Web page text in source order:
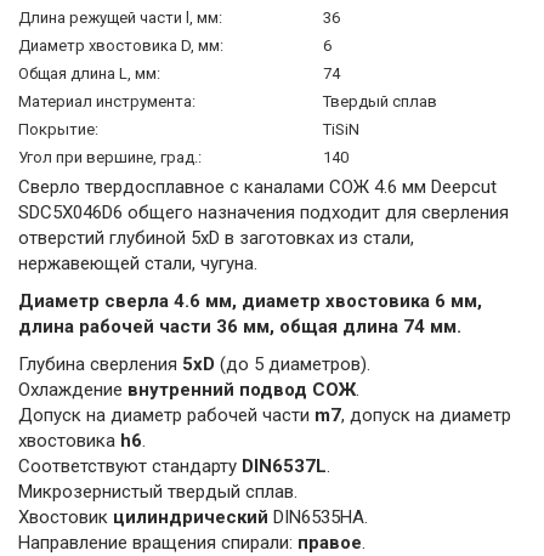
Длина режущей части l, мм:
36
Диаметр хвостовика D, мм:
6
Общая длина L, мм:
74
Материал инструмента:
Твердый сплав
Покрытие:
TiSiN
Угол при вершине, град.:
140
Сверло твердосплавное с каналами СОЖ 4.6 мм Deepcut
SDС5X046D6 общего назначения подходит для сверления
отверстий глубиной 5xD в заготовках из стали,
нержавеющей стали, чугуна.
Диаметр сверла 4.6 мм, диаметр хвостовика 6 мм,
длина рабочей части 36 мм, общая длина 74 мм.
Глубина сверления 5xD (до 5 диаметров).
Охлаждение внутренний подвод СОЖ.
Допуск на диаметр рабочей части m7, допуск на диаметр
хвостовика h6.
Соответствуют стандарту DIN6537L.
Микрозернистый твердый сплав.
Хвостовик цилиндрический DIN6535HA.
Направление вращения спирали: правое.